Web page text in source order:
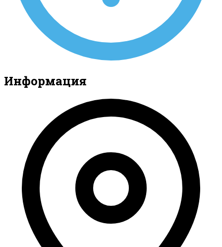
Информация